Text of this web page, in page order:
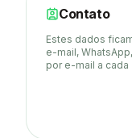
Contato
Estes dados
e-mail,
por e-mail a cada